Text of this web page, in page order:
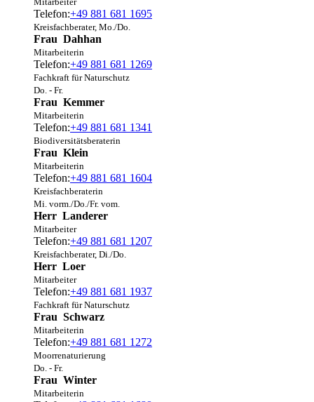
Telefon:+49 881 681 1695
Kreisfachberater, Mo./Do.
Frau Dahhan
Mitarbeiterin
Telefon:+49 881 681 1269
Fachkraft für Naturschutz
Do. - Fr.
Frau Kemmer
Mitarbeiterin
Telefon:+49 881 681 1341
Biodiversitätsberaterin
Frau Klein
Mitarbeiterin
Telefon:+49 881 681 1604
Kreisfachberaterin
Mi. vorm./Do./Fr. vom.
Herr Landerer
Mitarbeiter
Telefon:+49 881 681 1207
Kreisfachberater, Di./Do.
Herr Loer
Mitarbeiter
Telefon:+49 881 681 1937
Fachkraft für Naturschutz
Frau Schwarz
Mitarbeiterin
Telefon:+49 881 681 1272
Moorrenaturierung
Do. - Fr.
Frau Winter
Mitarbeiterin